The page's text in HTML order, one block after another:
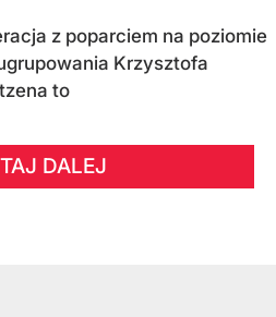
z poparciem na poziomie
Krzysztofa
to
DALEJ